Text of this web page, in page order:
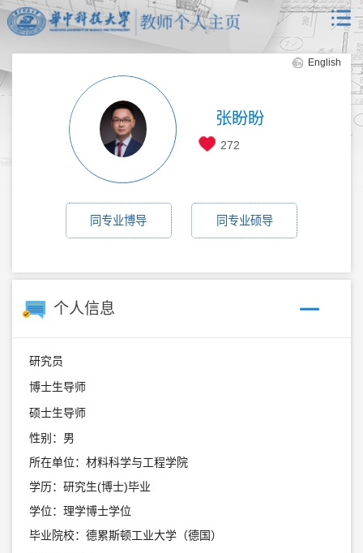
English
张盼盼
272
同专业博导 同专业硕导
个人信息
研究员
博士生导师
硕士生导师
性别：男
所在单位：材料科学与工程学院
学历：研究生(博士)毕业
学位：理学博士学位
毕业院校：德累斯顿工业大学（德国）